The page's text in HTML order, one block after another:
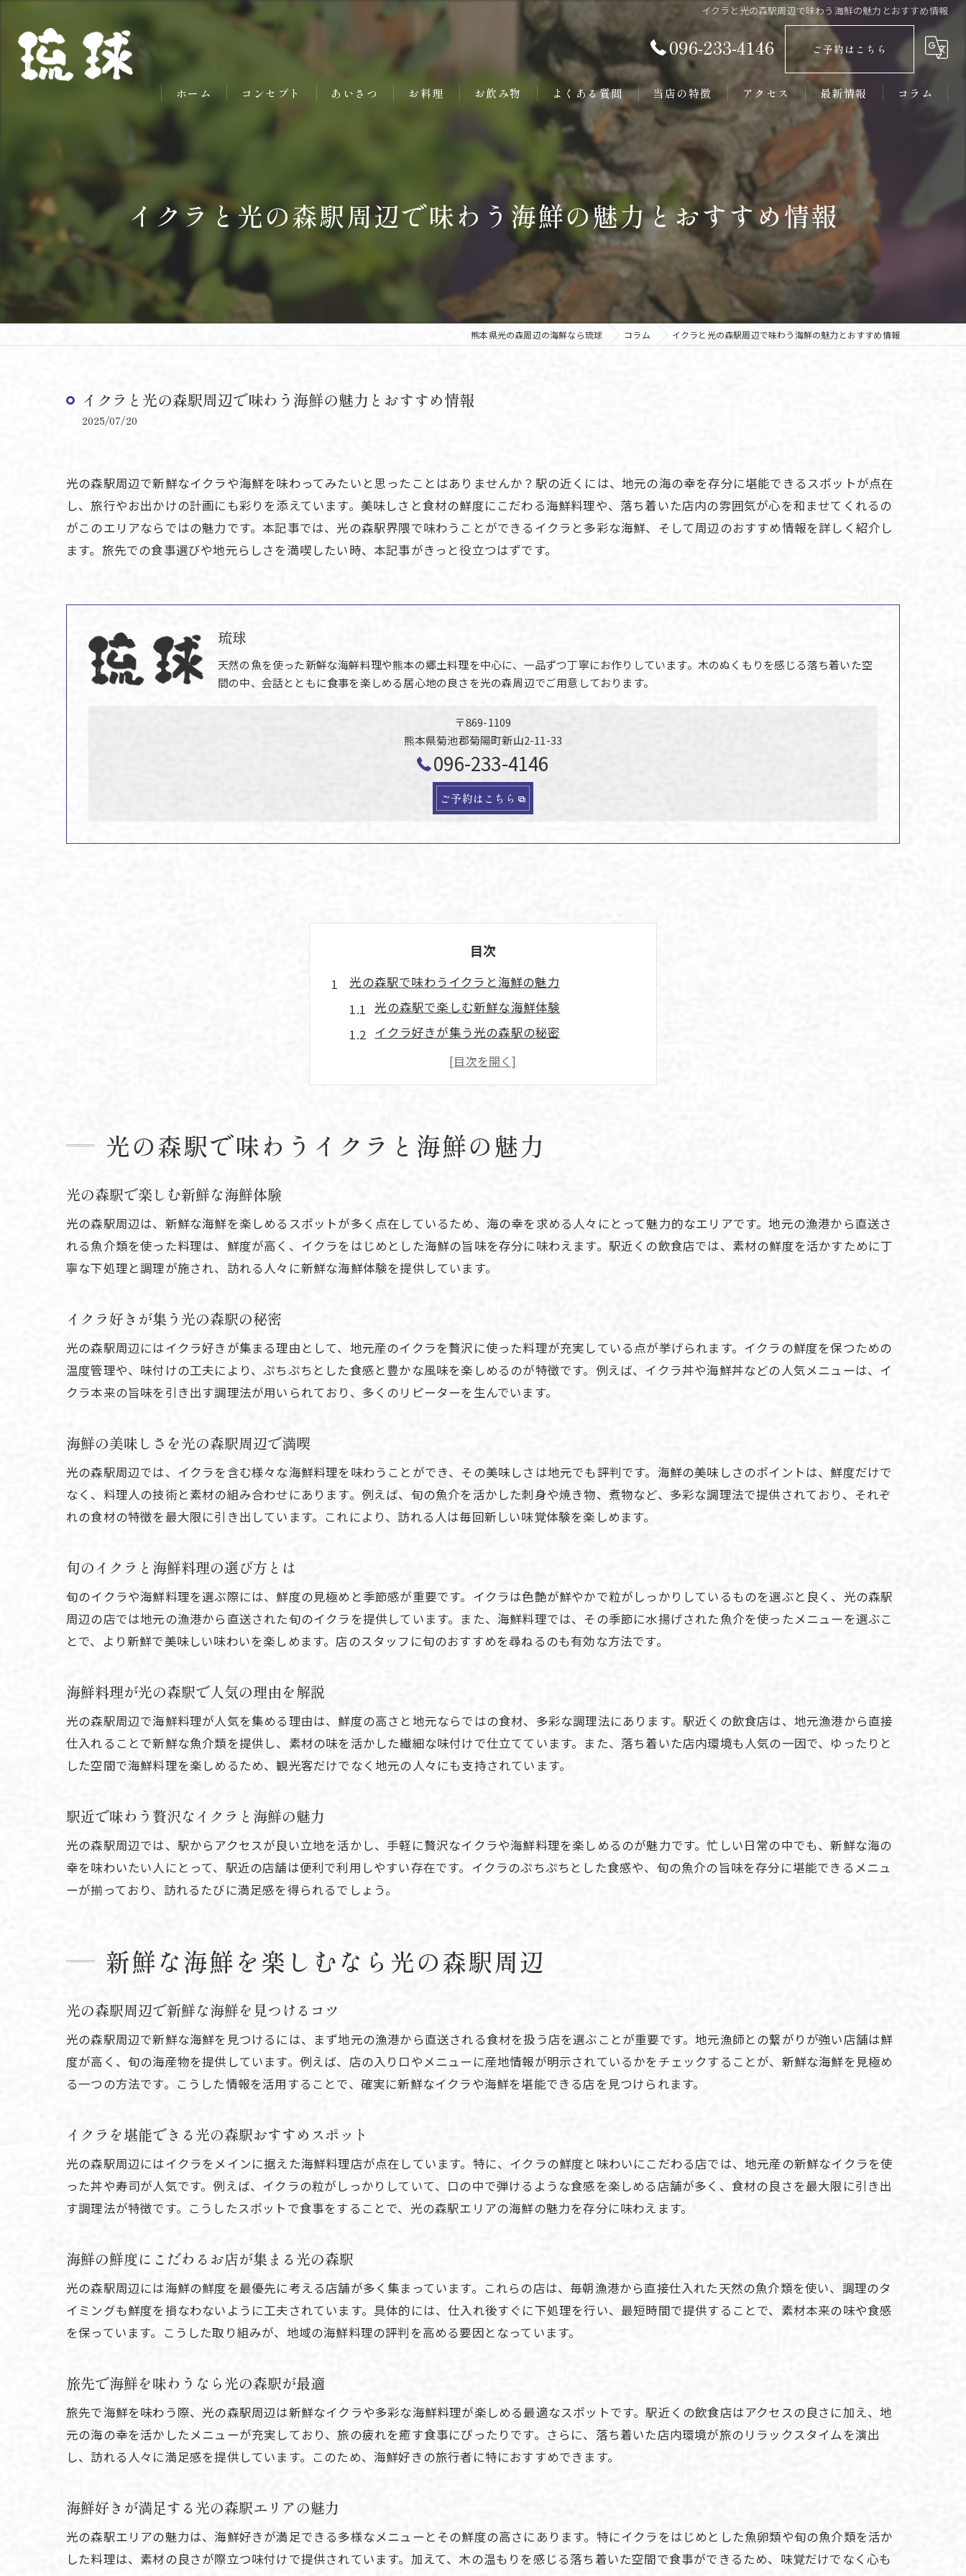
イクラと光の森駅周辺で味わう海鮮の魅力とおすすめ情報
096-233-4146 ご予約はこちら
ホーム コンセプト あいさつ お料理 お飲み物 よくある質問 当店の特徴
大人数
新鮮
カウンター
アクセス 最新情報 コラム
イクラと光の森駅周辺で味わう海鮮の魅力とおすすめ情報
熊本県光の森周辺の海鮮なら琉球 コラム イクラと光の森駅周辺で味わう海鮮の魅力とおすすめ情報
イクラと光の森駅周辺で味わう海鮮の魅力とおすすめ情報
2025/07/20
光の森駅周辺で新鮮なイクラや海鮮を味わってみたいと思ったことはありませんか？駅の近くには、地元の海の幸を存分に堪能できるスポットが点在
し、旅行やお出かけの計画にも彩りを添えています。美味しさと食材の鮮度にこだわる海鮮料理や、落ち着いた店内の雰囲気が心を和ませてくれるの
がこのエリアならではの魅力です。本記事では、光の森駅界隈で味わうことができるイクラと多彩な海鮮、そして周辺のおすすめ情報を詳しく紹介し
ます。旅先での食事選びや地元らしさを満喫したい時、本記事がきっと役立つはずです。
琉球
天然の魚を使った新鮮な海鮮料理や熊本の郷土料理を中心に、一品ずつ丁寧にお作りしています。木のぬくもりを感じる落ち着いた空
間の中、会話とともに食事を楽しめる居心地の良さを光の森周辺でご用意しております。
〒869-1109
熊本県菊池郡菊陽町新山2-11-33
096-233-4146
ご予約はこちら
目次
光の森駅で味わうイクラと海鮮の魅力
光の森駅で楽しむ新鮮な海鮮体験
イクラ好きが集う光の森駅の秘密
海鮮の美味しさを光の森駅周辺で満喫
旬のイクラと海鮮料理の選び方とは
駅近で味わう贅沢なイクラと海鮮の魅力
新鮮な海鮮を楽しむなら光の森駅周辺
海鮮の鮮度にこだわるお店が集まる光の森駅
旅先で海鮮を味わうなら光の森駅が最適
イクラを楽しむなら光の森駅が断然おすすめ
新鮮な海鮮料理を光の森駅で味わう方法
海鮮を満喫できる光の森駅案内の決定版
旅先で海鮮を堪能したい方への光の森駅情報
光の森駅で海鮮を堪能する旅のコツ
駅近で楽しむ海鮮料理の醍醐味を紹介
旬の海鮮を光の森駅近くで満喫する方法
イクラの魅力が光の森駅で広がる理由
駅近で味わう新鮮海鮮の醍醐味
季節ごとのイクラと海鮮の楽しみ方解説
海鮮の美味しさを求めて光の森駅へ出かけよう
光の森駅で出会う極上の海鮮グルメ
光の森駅の海鮮が旅行者に選ばれる訳
地元の新鮮海鮮を光の森駅で味わう方法
光の森駅で地元の新鮮海鮮を楽しむコツ
イクラも堪能できる駅周辺の魅力を紹介
光の森駅で見つけた地元の海鮮スポット
海鮮とイクラの魅力を駅周辺で再発見
イクラと海鮮のおすすめ情報をこの地域で発見
光の森駅で海鮮を楽しむ最新トレンド解説
イクラと海鮮の違いを知り駅周辺で味わう
駅近で出会う海鮮の旬とおすすめ体験談
光の森駅で味わうイクラと海鮮の魅力
光の森駅で楽しむ新鮮な海鮮体験
光の森駅周辺は、新鮮な海鮮を楽しめるスポットが多く点在しているため、海の幸を求める人々にとって魅力的なエリアです。地元の漁港から直送さ
れる魚介類を使った料理は、鮮度が高く、イクラをはじめとした海鮮の旨味を存分に味わえます。駅近くの飲食店では、素材の鮮度を活かすために丁
寧な下処理と調理が施され、訪れる人々に新鮮な海鮮体験を提供しています。
イクラ好きが集う光の森駅の秘密
光の森駅周辺にはイクラ好きが集まる理由として、地元産のイクラを贅沢に使った料理が充実している点が挙げられます。イクラの鮮度を保つための
温度管理や、味付けの工夫により、ぷちぷちとした食感と豊かな風味を楽しめるのが特徴です。例えば、イクラ丼や海鮮丼などの人気メニューは、イ
クラ本来の旨味を引き出す調理法が用いられており、多くのリピーターを生んでいます。
海鮮の美味しさを光の森駅周辺で満喫
光の森駅周辺では、イクラを含む様々な海鮮料理を味わうことができ、その美味しさは地元でも評判です。海鮮の美味しさのポイントは、鮮度だけで
なく、料理人の技術と素材の組み合わせにあります。例えば、旬の魚介を活かした刺身や焼き物、煮物など、多彩な調理法で提供されており、それぞ
れの食材の特徴を最大限に引き出しています。これにより、訪れる人は毎回新しい味覚体験を楽しめます。
旬のイクラと海鮮料理の選び方とは
旬のイクラや海鮮料理を選ぶ際には、鮮度の見極めと季節感が重要です。イクラは色艶が鮮やかで粒がしっかりしているものを選ぶと良く、光の森駅
周辺の店では地元の漁港から直送された旬のイクラを提供しています。また、海鮮料理では、その季節に水揚げされた魚介を使ったメニューを選ぶこ
とで、より新鮮で美味しい味わいを楽しめます。店のスタッフに旬のおすすめを尋ねるのも有効な方法です。
海鮮料理が光の森駅で人気の理由を解説
光の森駅周辺で海鮮料理が人気を集める理由は、鮮度の高さと地元ならではの食材、多彩な調理法にあります。駅近くの飲食店は、地元漁港から直接
仕入れることで新鮮な魚介類を提供し、素材の味を活かした繊細な味付けで仕立てています。また、落ち着いた店内環境も人気の一因で、ゆったりと
した空間で海鮮料理を楽しめるため、観光客だけでなく地元の人々にも支持されています。
駅近で味わう贅沢なイクラと海鮮の魅力
光の森駅周辺では、駅からアクセスが良い立地を活かし、手軽に贅沢なイクラや海鮮料理を楽しめるのが魅力です。忙しい日常の中でも、新鮮な海の
幸を味わいたい人にとって、駅近の店舗は便利で利用しやすい存在です。イクラのぷちぷちとした食感や、旬の魚介の旨味を存分に堪能できるメニュ
ーが揃っており、訪れるたびに満足感を得られるでしょう。
新鮮な海鮮を楽しむなら光の森駅周辺
光の森駅周辺で新鮮な海鮮を見つけるコツ
光の森駅周辺で新鮮な海鮮を見つけるには、まず地元の漁港から直送される食材を扱う店を選ぶことが重要です。地元漁師との繋がりが強い店舗は鮮
度が高く、旬の海産物を提供しています。例えば、店の入り口やメニューに産地情報が明示されているかをチェックすることが、新鮮な海鮮を見極め
る一つの方法です。こうした情報を活用することで、確実に新鮮なイクラや海鮮を堪能できる店を見つけられます。
イクラを堪能できる光の森駅おすすめスポット
光の森駅周辺にはイクラをメインに据えた海鮮料理店が点在しています。特に、イクラの鮮度と味わいにこだわる店では、地元産の新鮮なイクラを使
った丼や寿司が人気です。例えば、イクラの粒がしっかりしていて、口の中で弾けるような食感を楽しめる店舗が多く、食材の良さを最大限に引き出
す調理法が特徴です。こうしたスポットで食事をすることで、光の森駅エリアの海鮮の魅力を存分に味わえます。
海鮮の鮮度にこだわるお店が集まる光の森駅
光の森駅周辺には海鮮の鮮度を最優先に考える店舗が多く集まっています。これらの店は、毎朝漁港から直接仕入れた天然の魚介類を使い、調理のタ
イミングも鮮度を損なわないように工夫されています。具体的には、仕入れ後すぐに下処理を行い、最短時間で提供することで、素材本来の味や食感
を保っています。こうした取り組みが、地域の海鮮料理の評判を高める要因となっています。
旅先で海鮮を味わうなら光の森駅が最適
旅先で海鮮を味わう際、光の森駅周辺は新鮮なイクラや多彩な海鮮料理が楽しめる最適なスポットです。駅近くの飲食店はアクセスの良さに加え、地
元の海の幸を活かしたメニューが充実しており、旅の疲れを癒す食事にぴったりです。さらに、落ち着いた店内環境が旅のリラックスタイムを演出
し、訪れる人々に満足感を提供しています。このため、海鮮好きの旅行者に特におすすめできます。
海鮮好きが満足する光の森駅エリアの魅力
光の森駅エリアの魅力は、海鮮好きが満足できる多様なメニューとその鮮度の高さにあります。特にイクラをはじめとした魚卵類や旬の魚介類を活か
した料理は、素材の良さが際立つ味付けで提供されています。加えて、木の温もりを感じる落ち着いた空間で食事ができるため、味覚だけでなく心も